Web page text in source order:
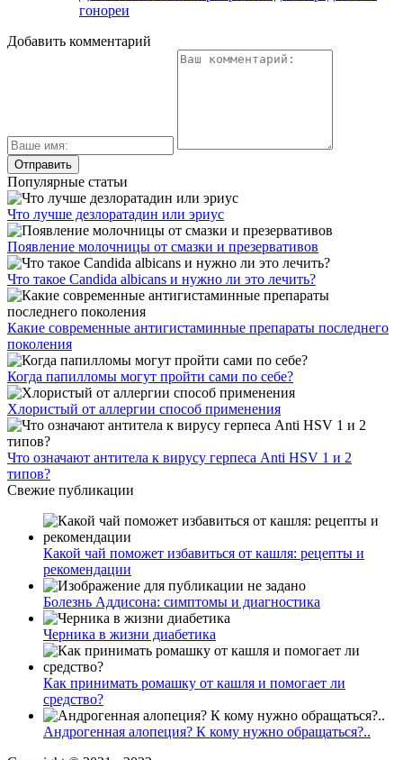
гонореи
Добавить комментарий
Популярные статьи
Что лучше дезлоратадин или эриус
Появление молочницы от смазки и презервативов
Что такое Candida albicans и нужно ли это лечить?
Какие современные антигистаминные препараты последнего
поколения
Когда папилломы могут пройти сами по себе?
Хлористый от аллергии способ применения
Что означают антитела к вирусу герпеса Anti HSV 1 и 2
типов?
Свежие публикации
Какой чай поможет избавиться от кашля: рецепты и
рекомендации
Болезнь Аддисона: симптомы и диагностика
Черника в жизни диабетика
Как принимать ромашку от кашля и помогает ли
средство?
Андрогенная алопеция? К кому нужно обращаться?..